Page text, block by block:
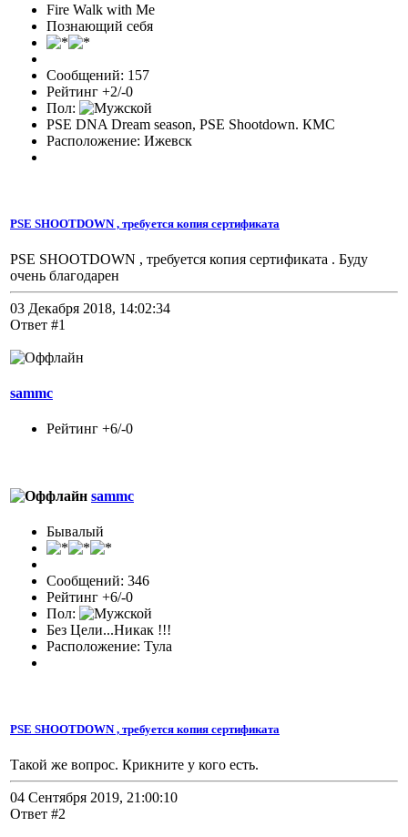
Fire Walk with Me
Познающий себя
Сообщений: 157
Рейтинг +2/-0
Пол:
PSE DNA Dream season, PSE Shootdown. КМС
Расположение: Ижевск
PSE SHOOTDOWN , требуется копия сертификата
PSE SHOOTDOWN , требуется копия сертификата . Буду
очень благодарен
03 Декабря 2018, 14:02:34
Ответ #1
sammc
Рейтинг +6/-0
sammc
Бывалый
Сообщений: 346
Рейтинг +6/-0
Пол:
Без Цели...Никак !!!
Расположение: Тула
PSE SHOOTDOWN , требуется копия сертификата
Такой же вопрос. Крикните у кого есть.
04 Сентября 2019, 21:00:10
Ответ #2